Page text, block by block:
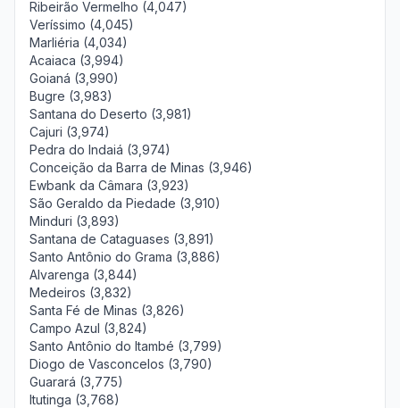
Ribeirão Vermelho (4,047)
Veríssimo (4,045)
Marliéria (4,034)
Acaiaca (3,994)
Goianá (3,990)
Bugre (3,983)
Santana do Deserto (3,981)
Cajuri (3,974)
Pedra do Indaiá (3,974)
Conceição da Barra de Minas (3,946)
Ewbank da Câmara (3,923)
São Geraldo da Piedade (3,910)
Minduri (3,893)
Santana de Cataguases (3,891)
Santo Antônio do Grama (3,886)
Alvarenga (3,844)
Medeiros (3,832)
Santa Fé de Minas (3,826)
Campo Azul (3,824)
Santo Antônio do Itambé (3,799)
Diogo de Vasconcelos (3,790)
Guarará (3,775)
Itutinga (3,768)